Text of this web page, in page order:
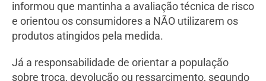
informou que mantinha a avaliação técnica de risco
e orientou os consumidores a NÃO utilizarem os
produtos atingidos pela medida.
Já a responsabilidade de orientar a população
sobre troca, devolução ou ressarcimento, segundo